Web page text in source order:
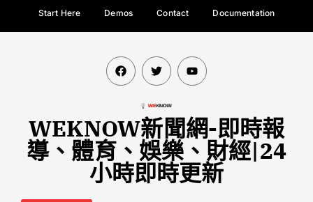
Start Here Demos Contact Documentation
WEKNOW新聞網-即時報
導、體育、娛樂、財經|24
小時即時更新